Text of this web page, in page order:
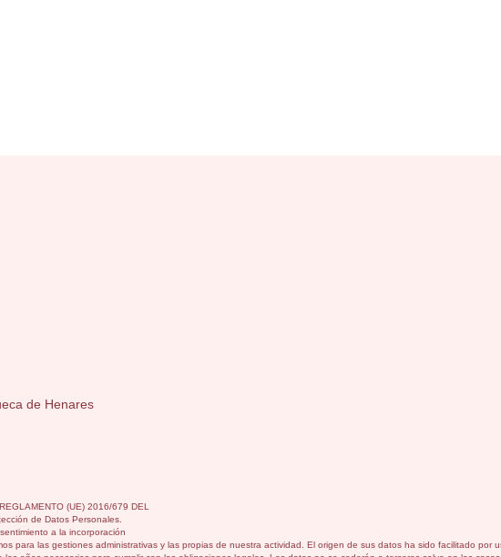
de Henares
(UE) 2016/679 DEL
de Datos Personales.
a la incorporación
para las gestiones administrativas y las propias de nuestra actividad. El origen de sus datos ha sido facilitado